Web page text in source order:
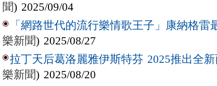
聞) 2025/09/04
「網路世代的流行樂情歌王子」康納格雷
樂新聞) 2025/08/27
拉丁天后葛洛麗雅伊斯特芬 2025推出全新
樂新聞) 2025/08/20